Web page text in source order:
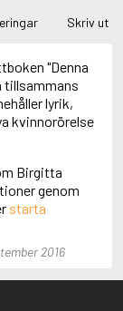
Skriv ut
"Denna
tillsammans
lyrik,
kvinnorörelse
Birgitta
genom
starta
2016